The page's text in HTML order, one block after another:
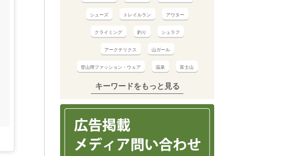
シューズ トレイルラン アウター
クライミング 釣り シュラフ
アークテリクス 山ガール
登山用ファッション・ウェア 温泉 富士山
キーワードをもっと見る